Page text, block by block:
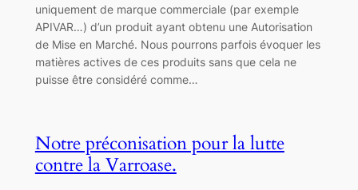
uniquement de marque commerciale (par exemple
APIVAR…) d’un produit ayant obtenu une Autorisation
de Mise en Marché. Nous pourrons parfois évoquer les
matières actives de ces produits sans que cela ne
puisse être considéré comme…
Notre préconisation pour la lutte
contre la Varroase.